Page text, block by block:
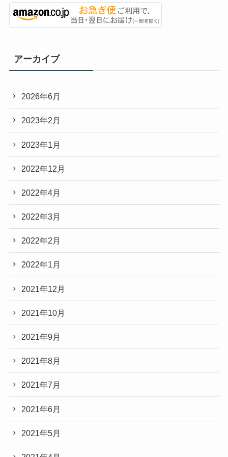
アーカイブ
2026年6月
2023年2月
2023年1月
2022年12月
2022年4月
2022年3月
2022年2月
2022年1月
2021年12月
2021年10月
2021年9月
2021年8月
2021年7月
2021年6月
2021年5月